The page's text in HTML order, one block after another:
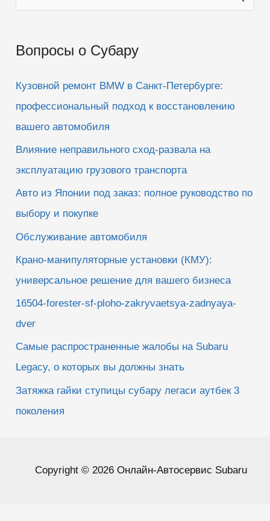
о
с
Вопросы о Субару
Кузовной ремонт BMW в Санкт-Петербурге:
профессиональный подход к восстановлению
вашего автомобиля
Влияние неправильного сход-развала на
эксплуатацию грузового транспорта
Авто из Японии под заказ: полное руководство по
выбору и покупке
Обслуживание автомобиля
Крано-манипуляторные установки (КМУ):
универсальное решение для вашего бизнеса
16504-forester-sf-ploho-zakryvaetsya-zadnyaya-
dver
Самые распространенные жалобы на Subaru
Legacy, о которых вы должны знать
Затяжка гайки ступицы субару легаси аутбек 3
поколения
Copyright © 2026 Онлайн-Автосервис Subaru